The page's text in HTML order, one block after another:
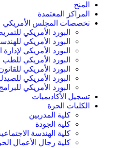
المنح
المراكز المعتمدة
تخصصات المجلس الأمريكي
البورد الأمريكي
البورد الأمريكي
البورد الأمريكي لإدارة
البورد الأمريكي
البورد الأمريكي
البورد الأمريكي
البورد الأمريكي
تسجيل الأكاديميات
الكليات الحرة
كلية المدربين
كلية الجودة
كلية الهندسة
كلية رجال الأعمال